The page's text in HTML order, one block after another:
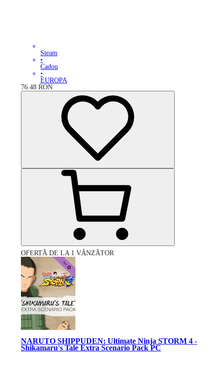
Steam
•
Cadou
•
EUROPA
76.48 RON
OFERTĂ DE LA 1 VÂNZĂTOR
NARUTO SHIPPUDEN: Ultimate Ninja STORM 4 -
Shikamaru's Tale Extra Scenario Pack PC